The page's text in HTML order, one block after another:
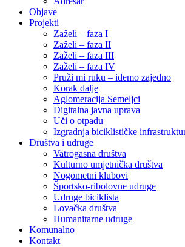
Objave
Projekti
Zaželi – faza I
Zaželi – faza II
Zaželi – faza III
Zaželi – faza IV
Pruži mi ruku – idemo zajedno
Korak dalje
Aglomeracija Semeljci
Digitalna javna uprava
Uči o otpadu
Izgradnja biciklističke
Društva i udruge
Vatrogasna društva
Kulturno umjetnička društva
Nogometni klubovi
Športsko-ribolovne udruge
Udruge biciklista
Lovačka društva
Humanitarne udruge
Komunalno
Kontakt